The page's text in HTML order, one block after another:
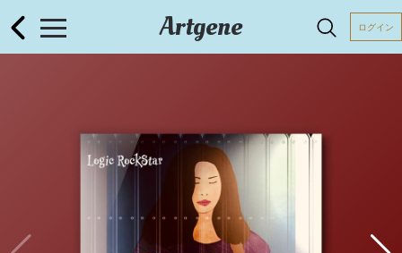
Artgene ログイン